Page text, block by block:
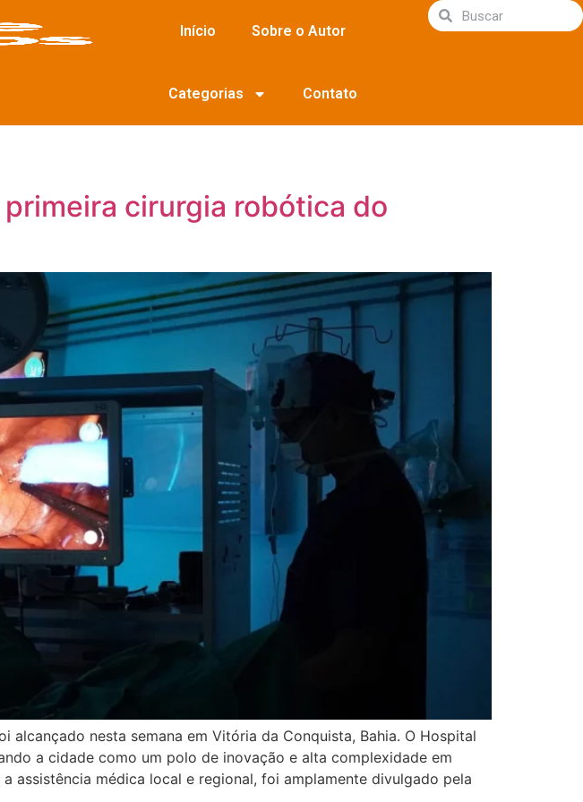
Início Sobre o Autor
Categorias Contato
cirurgia robótica do
nesta semana em Vitória da Conquista, Bahia. O Hospital
a cidade como um polo de inovação e alta complexidade em
assistência médica local e regional, foi amplamente divulgado pela